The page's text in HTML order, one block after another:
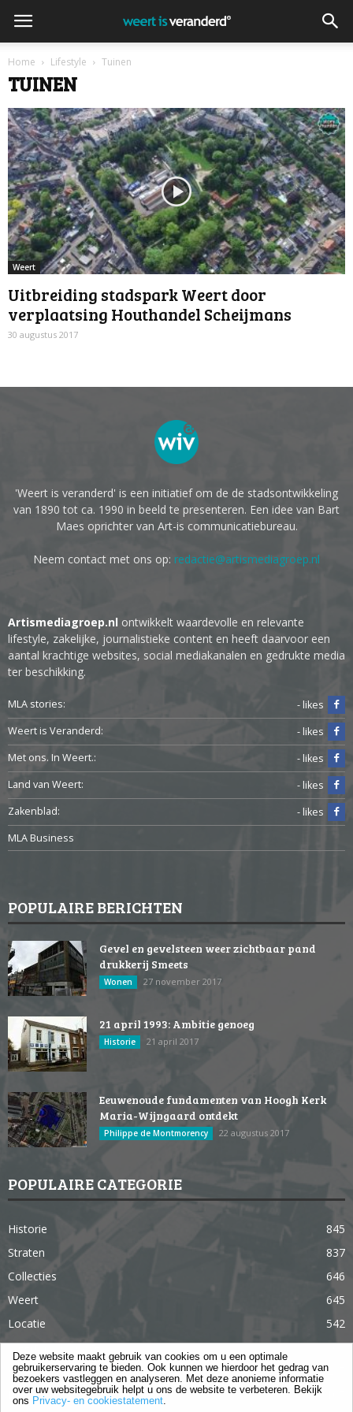
Home Lifestyle Tuinen
TUINEN
Weert
Uitbreiding stadspark Weert door
verplaatsing Houthandel Scheijmans
30 augustus 2017
'Weert is veranderd' is een initiatief om de de stadsontwikkeling
van 1890 tot ca. 1990 in beeld te presenteren. Een idee van Bart
Maes oprichter van Art-is communicatiebureau.
Neem contact met ons op: redactie@artismediagroep.nl
Artismediagroep.nl ontwikkelt waardevolle en relevante
lifestyle, zakelijke, journalistieke content en heeft daarvoor een
aantal krachtige websites, social mediakanalen en gedrukte media
ter beschikking.
MLA stories:
- likes
Weert is Veranderd:
- likes
Met ons. In Weert.:
- likes
Land van Weert:
- likes
Zakenblad:
- likes
MLA Business
POPULAIRE BERICHTEN
Gevel en gevelsteen weer zichtbaar pand
drukkerij Smeets
Wonen 27 november 2017
21 april 1993: Ambitie genoeg
Historie 21 april 2017
Eeuwenoude fundamenten van Hoogh Kerk
Maria-Wijngaard ontdekt
Philippe de Montmorency 22 augustus 2017
POPULAIRE CATEGORIE
Historie
845
Straten
837
Collecties
646
Weert
645
Locatie
542
Weert in 365 dagen
363
Gebouwen
285
Lifestyle
Deze website maakt gebruik van cookies om u een optimale
gebruikerservaring te bieden. Ook kunnen we hierdoor het gedrag van
bezoekers vastleggen en analyseren. Met deze anonieme informatie
over uw websitegebruik helpt u ons de website te verbeteren. Bekijk
ons Privacy- en cookiestatement.